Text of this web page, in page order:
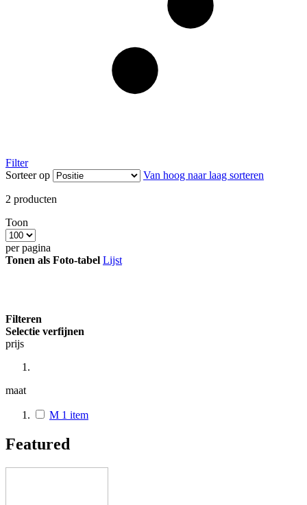
Filter
Sorteer op
Van hoog naar laag sorteren
2 producten
Toon
per pagina
Tonen als Foto-tabel Lijst
Filteren
Selectie verfijnen
prijs
maat
M 1 item
Featured